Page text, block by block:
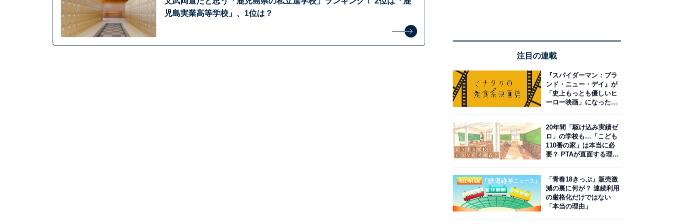
児島実業高等学校」、1位は？
注目の連載
『スパイダーマン：ブラ
ンド・ニュー・デイ』が
「史上もっとも優しいヒ
ーロー映画」になった理
20年間「駆け込み実績ゼ
ロ」の学校も…「こども
110番の家」は本当に必
要？ PTAが直面する理想
「青春18きっぷ」販売激
減の裏に何が？ 連続利用
の厳格化だけではない
「本当の理由」